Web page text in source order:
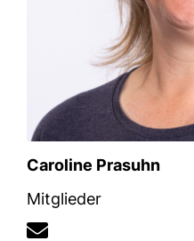
Caroline Prasuhn
Mitglieder